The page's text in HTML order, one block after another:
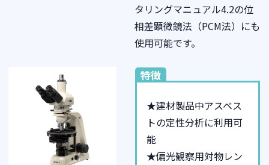
タリングマニュアル4.2の位
相差顕微鏡法（PCM法）にも
使用可能です。
特徴
★建材製品中アスベス
トの定性分析に利用可
能
★偏光観察用対物レン